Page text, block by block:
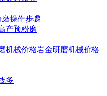
磨操作步骤
产预粉磨
机械价格岩金研磨机械价格
多